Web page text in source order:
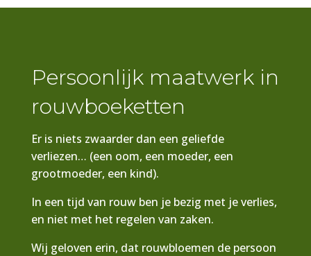
Persoonlijk maatwerk in
rouwboeketten
Er is niets zwaarder dan een geliefde
verliezen… (een oom, een moeder, een
grootmoeder, een kind).
In een tijd van rouw ben je bezig met je verlies,
en niet met het regelen van zaken.
Wij geloven erin, dat rouwbloemen de persoon